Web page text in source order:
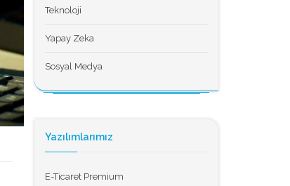
Teknoloji
Yapay Zeka
Sosyal Medya
Yazılımlarımız
E-Ticaret Premium